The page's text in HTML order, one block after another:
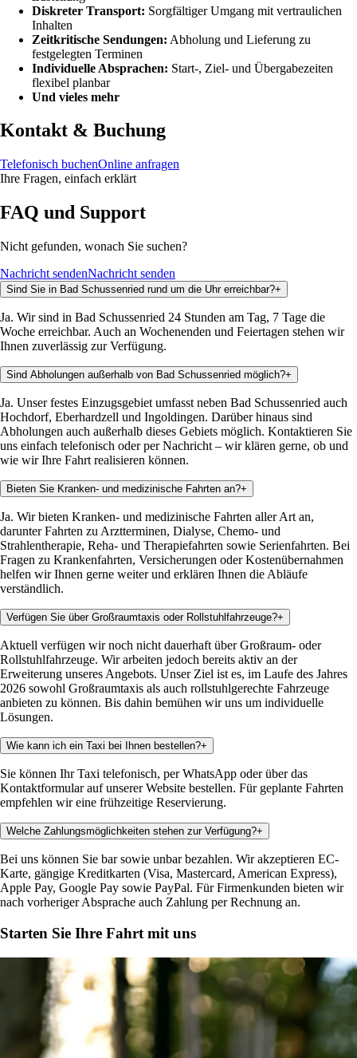
Diskreter Transport: Sorgfältiger Umgang mit vertraulichen
Inhalten
Zeitkritische Sendungen: Abholung und Lieferung zu
festgelegten Terminen
Individuelle Absprachen: Start-, Ziel- und Übergabezeiten
flexibel planbar
Und vieles mehr
Kontakt & Buchung
Telefonisch buchenOnline anfragen
Ihre Fragen, einfach erklärt
FAQ und Support
Nicht gefunden, wonach Sie suchen?
Nachricht sendenNachricht senden
Sind Sie in Bad Schussenried rund um die Uhr erreichbar?+
Ja. Wir sind in Bad Schussenried 24 Stunden am Tag, 7 Tage die
Woche erreichbar. Auch an Wochenenden und Feiertagen stehen wir
Ihnen zuverlässig zur Verfügung.
Sind Abholungen außerhalb von Bad Schussenried möglich?+
Ja. Unser festes Einzugsgebiet umfasst neben Bad Schussenried auch
Hochdorf, Eberhardzell und Ingoldingen. Darüber hinaus sind
Abholungen auch außerhalb dieses Gebiets möglich. Kontaktieren Sie
uns einfach telefonisch oder per Nachricht – wir klären gerne, ob und
wie wir Ihre Fahrt realisieren können.
Bieten Sie Kranken- und medizinische Fahrten an?+
Ja. Wir bieten Kranken- und medizinische Fahrten aller Art an,
darunter Fahrten zu Arztterminen, Dialyse, Chemo- und
Strahlentherapie, Reha- und Therapiefahrten sowie Serienfahrten. Bei
Fragen zu Krankenfahrten, Versicherungen oder Kostenübernahmen
helfen wir Ihnen gerne weiter und erklären Ihnen die Abläufe
verständlich.
Verfügen Sie über Großraumtaxis oder Rollstuhlfahrzeuge?+
Aktuell verfügen wir noch nicht dauerhaft über Großraum- oder
Rollstuhlfahrzeuge. Wir arbeiten jedoch bereits aktiv an der
Erweiterung unseres Angebots. Unser Ziel ist es, im Laufe des Jahres
2026 sowohl Großraumtaxis als auch rollstuhlgerechte Fahrzeuge
anbieten zu können. Bis dahin bemühen wir uns um individuelle
Lösungen.
Wie kann ich ein Taxi bei Ihnen bestellen?+
Sie können Ihr Taxi telefonisch, per WhatsApp oder über das
Kontaktformular auf unserer Website bestellen. Für geplante Fahrten
empfehlen wir eine frühzeitige Reservierung.
Welche Zahlungsmöglichkeiten stehen zur Verfügung?+
Bei uns können Sie bar sowie unbar bezahlen. Wir akzeptieren EC-
Karte, gängige Kreditkarten (Visa, Mastercard, American Express),
Apple Pay, Google Pay sowie PayPal. Für Firmenkunden bieten wir
nach vorheriger Absprache auch Zahlung per Rechnung an.
Starten Sie Ihre Fahrt mit uns